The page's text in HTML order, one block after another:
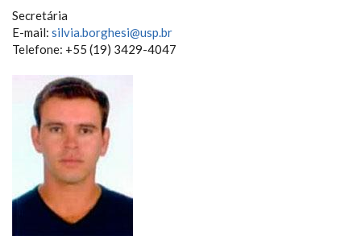
Secretária
E-mail: silvia.borghesi@usp.br
Telefone: +55 (19) 3429-4047